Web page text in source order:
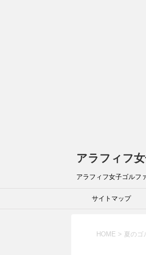
アラフィフ
アラフィフ女子ゴルフ
サイトマップ
HOME > 夏のゴ